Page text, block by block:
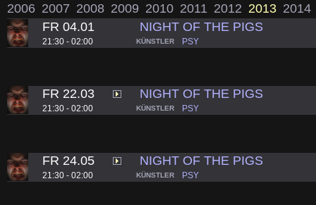
2006 2007 2008 2009 2010 2011 2012 2013 2014
FR 04.01
21:30 - 02:00
NIGHT OF THE PIGS
KÜNSTLER PSY
FR 22.03
21:30 - 02:00
NIGHT OF THE PIGS
KÜNSTLER PSY
FR 24.05
21:30 - 02:00
NIGHT OF THE PIGS
KÜNSTLER PSY